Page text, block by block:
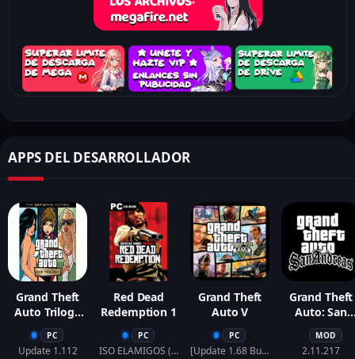
APPS DEL DESARROLLADOR
Grand Theft
Auto Trilogy
The Definitive
Edition
PC
Update 1.112
Red Dead
Redemption 1
PC
ISO ELAMIGOS (Crack by RAZOR911)
Grand Theft
Auto V
PC
[Update 1.68 Build 3095] +[Update 3274]
Grand Theft
Auto: San
Andreas
MOD
2.11.217